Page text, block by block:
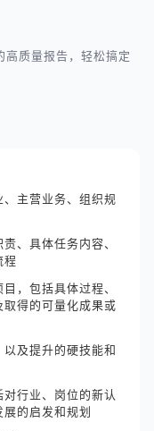
高质量报告，轻松搞定
主营业务、组织规
、具体任务内容、
程
，包括具体过程、
得的可量化成果或
及提升的硬技能和
行业、岗位的新认
的启发和规划